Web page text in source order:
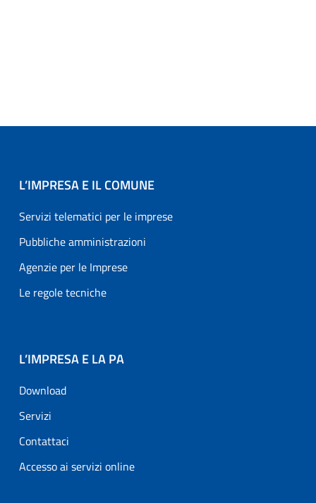
L’IMPRESA E IL COMUNE
Servizi telematici per le imprese
Pubbliche amministrazioni
Agenzie per le Imprese
Le regole tecniche
L’IMPRESA E LA PA
Download
Servizi
Contattaci
Accesso ai servizi online